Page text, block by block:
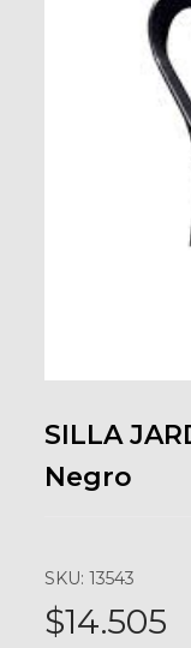
SILLA
Negro
SKU: 13543
$14.505